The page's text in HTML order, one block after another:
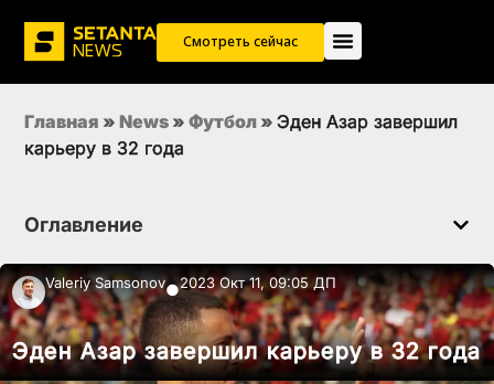
Смотреть сейчас
Главная » News » Футбол » Эден Азар завершил
карьеру в 32 года
Оглавление
Valeriy Samsonov●2023 Окт 11, 09:05 ДП
Эден Азар завершил карьеру в 32 года